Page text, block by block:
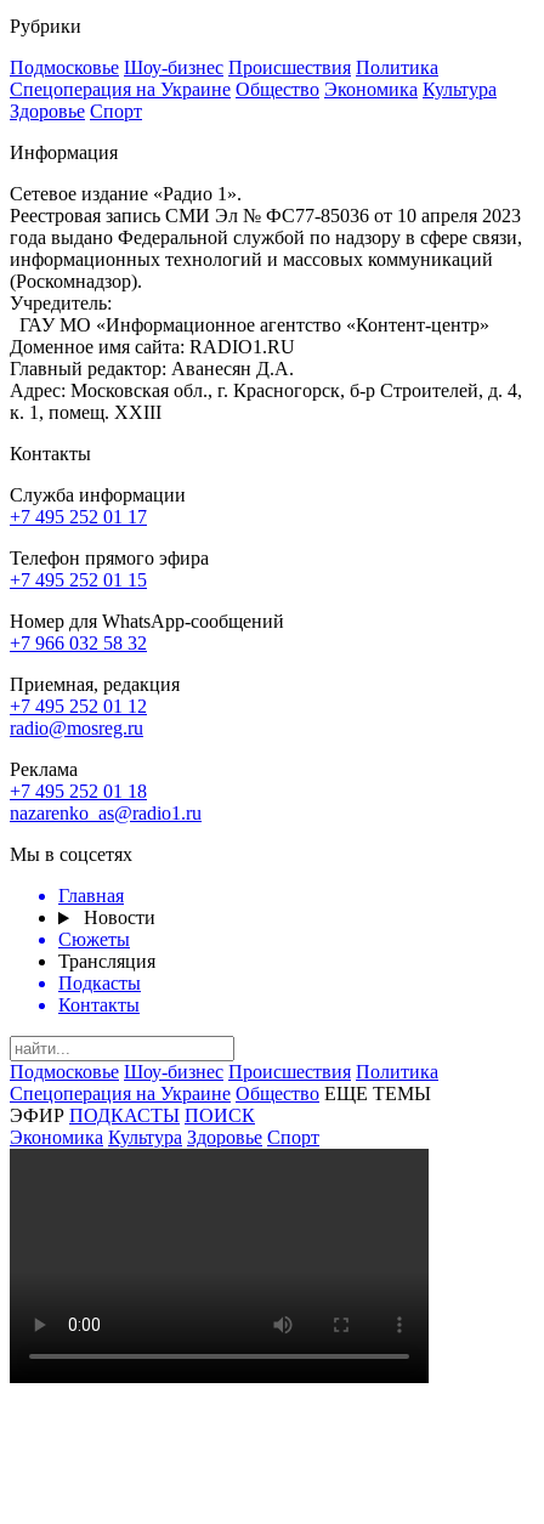
Рубрики
Подмосковье Шоу-бизнес Происшествия Политика
Спецоперация на Украине Общество Экономика Культура
Здоровье Спорт
Информация
Сетевое издание «Радио 1».
Реестровая запись СМИ Эл № ФС77-85036 от 10 апреля 2023
года выдано Федеральной службой по надзору в сфере связи,
информационных технологий и массовых коммуникаций
(Роскомнадзор).
Учредитель:
ГАУ МО «Информационное агентство «Контент-центр»
Доменное имя сайта: RADIO1.RU
Главный редактор: Аванесян Д.А.
Адрес: Московская обл., г. Красногорск, б-р Строителей, д. 4,
к. 1, помещ. XXIII
Контакты
Служба информации
+7 495 252 01 17
Телефон прямого эфира
+7 495 252 01 15
Номер для WhatsApp-сообщений
+7 966 032 58 32
Приемная, редакция
+7 495 252 01 12
radio@mosreg.ru
Реклама
+7 495 252 01 18
nazarenko_as@radio1.ru
Мы в соцсетях
Главная
Новости
Сюжеты
Трансляция
Подкасты
Контакты
Подмосковье Шоу-бизнес Происшествия Политика
Спецоперация на Украине Общество ЕЩЕ ТЕМЫ
ЭФИР ПОДКАСТЫ ПОИСК
Экономика Культура Здоровье Спорт